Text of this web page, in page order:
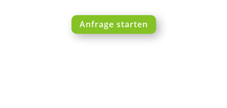
Anfrage starten